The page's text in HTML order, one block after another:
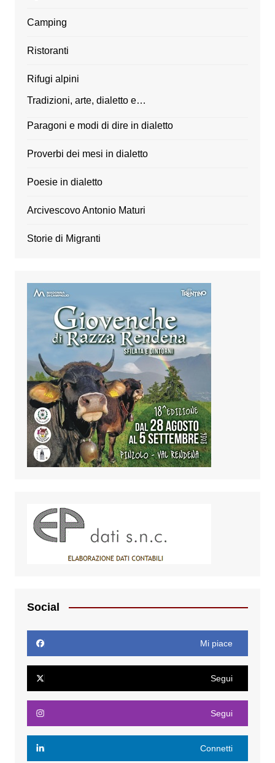
Camping
Ristoranti
Rifugi alpini
Tradizioni, arte, dialetto e…
Paragoni e modi di dire in dialetto
Proverbi dei mesi in dialetto
Poesie in dialetto
Arcivescovo Antonio Maturi
Storie di Migranti
Social
Mi piace
Segui
Segui
Connetti